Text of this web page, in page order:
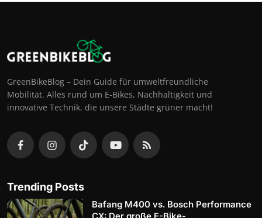
GreenBikeBlog – Dein Guide für umweltfreundliche
Mobilität. Alles rund um E-Bikes, Nachhaltigkeit und
innovative Technik, die unsere Städte grüner macht!
Trending Posts
Bafang M400 vs. Bosch Performance